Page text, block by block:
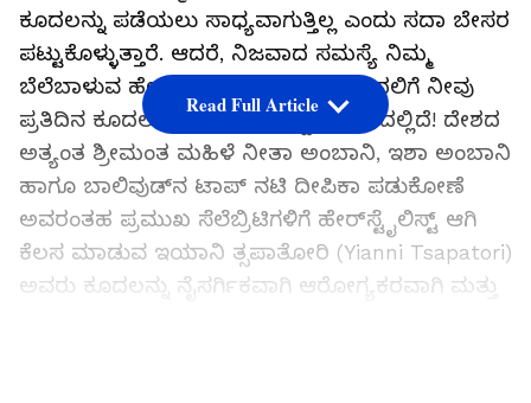
ಕೂದಲನ್ನು ಪಡೆಯಲು ಸಾಧ್ಯವಾಗುತ್ತಿಲ್ಲ ಎಂದು ಸದಾ ಬೇಸರ
ಪಟ್ಟುಕೊಳ್ಳುತ್ತಾರೆ. ಆದರೆ, ನಿಜವಾದ ಸಮಸ್ಯೆ ನಿಮ್ಮ
ಬೆಲೆಬಾಳುವ ಹೇರ್ ಪ್ರೊಡಕ್ಟ್‌ಗಳಲ್ಲಿ ಇಲ್ಲ, ಬದಲಿಗೆ ನೀವು
ಪ್ರತಿದಿನ ಕೂದಲು ತೊಳೆಯುವ ತಪ್ಪು ವಿಧಾನದಲ್ಲಿದೆ! ದೇಶದ
ಅತ್ಯಂತ ಶ್ರೀಮಂತ ಮಹಿಳೆ ನೀತಾ ಅಂಬಾನಿ, ಇಶಾ ಅಂಬಾನಿ
ಹಾಗೂ ಬಾಲಿವುಡ್‌ನ ಟಾಪ್ ನಟಿ ದೀಪಿಕಾ ಪಡುಕೋಣೆ
ಅವರಂತಹ ಪ್ರಮುಖ ಸೆಲೆಬ್ರಿಟಿಗಳಿಗೆ ಹೇರ್‌ಸ್ಟೈಲಿಸ್ಟ್ ಆಗಿ
ಕೆಲಸ ಮಾಡುವ ಇಯಾನಿ ತ್ಸಪಾತೋರಿ (Yianni Tsapatori)
ಅವರು ಕೂದಲನ್ನು ನೈಸರ್ಗಿಕವಾಗಿ ಆರೋಗ್ಯಕರವಾಗಿ ಮತ್ತು
Read Full Article